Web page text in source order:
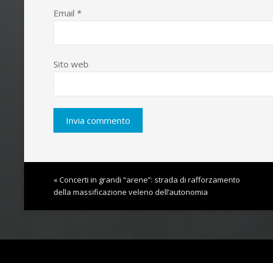
Email *
Sito web
« Concerti in grandi “arene”: strada di rafforzamento
della massificazione veleno dell’autonomia